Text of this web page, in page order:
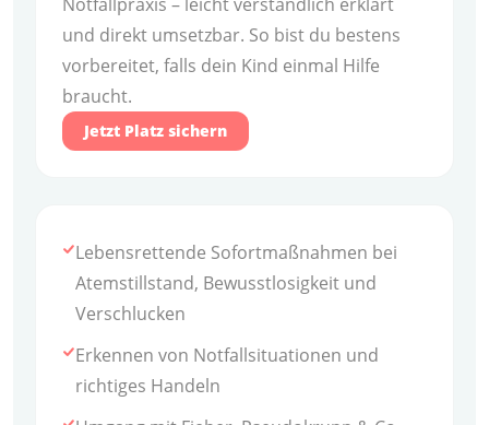
und direkt umsetzbar. So bist du bestens
vorbereitet, falls dein Kind einmal Hilfe
braucht.
Jetzt Platz sichern
Lebensrettende Sofortmaßnahmen bei
Atemstillstand, Bewusstlosigkeit und
Verschlucken
Erkennen von Notfallsituationen und
richtiges Handeln